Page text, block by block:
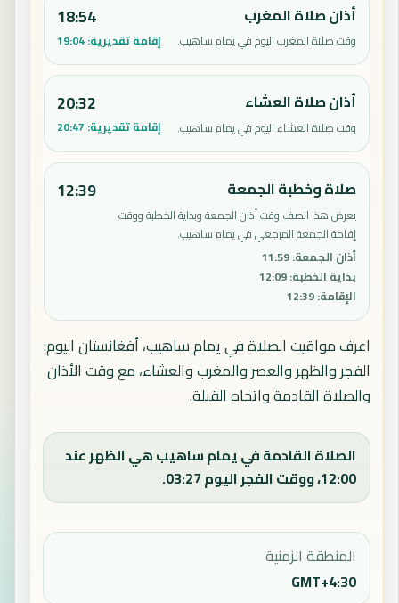
أذان صلاة المغرب
وقت صلاة المغرب اليوم في يمام ساهيب.
18:54
إقامة تقديرية:19:04
أذان صلاة العشاء
وقت صلاة العشاء اليوم في يمام ساهيب.
20:32
إقامة تقديرية: 20:47
صلاة وخطبة الجمعة
يعرض هذا الصف وقت أذان الجمعة وبداية الخطبة ووقت
إقامة الجمعة المرجعي في يمام ساهيب.
أذان الجمعة:
11:59
بداية الخطبة:
12:09
الإقامة:
12:39
12:39
اعرف مواقيت الصلاة في يمام ساهيب، أفغانستان اليوم:
الفجر والظهر والعصر والمغرب والعشاء، مع وقت الأذان
والصلاة القادمة واتجاه القبلة.
الصلاة القادمة في يمام ساهيب هي الظهر عند
12:00، ووقت الفجر اليوم 03:27.
المنطقة الزمنية
GMT+4:30